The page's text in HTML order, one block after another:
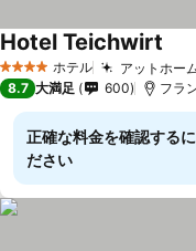
4 ホテルのランク
ホテル アットホー
Hotel Teichwirt
8.7 大満足 600
正確な料金を確認する
ださい